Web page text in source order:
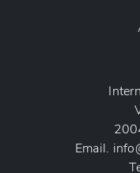
Email.